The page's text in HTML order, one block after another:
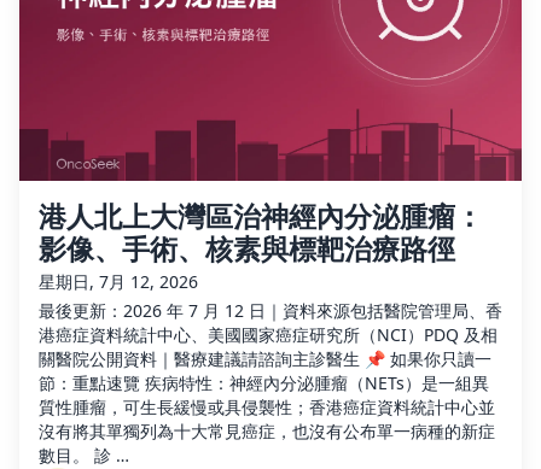
港人北上大灣區治神經內分泌腫瘤：
影像、手術、核素與標靶治療路徑
星期日, 7月 12, 2026
最後更新：2026 年 7 月 12 日｜資料來源包括醫院管理局、香
港癌症資料統計中心、美國國家癌症研究所（NCI）PDQ 及相
關醫院公開資料｜醫療建議請諮詢主診醫生 📌 如果你只讀一
節：重點速覽 疾病特性：神經內分泌腫瘤（NETs）是一組異
質性腫瘤，可生長緩慢或具侵襲性；香港癌症資料統計中心並
沒有將其單獨列為十大常見癌症，也沒有公布單一病種的新症
數目。 診 …